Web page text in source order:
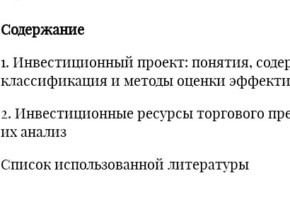
Содержание
1. Инвестиционный проект: понятия,
классификация и методы оценки
2. Инвестиционные ресурсы торгового
их анализ
Список использованной литературы